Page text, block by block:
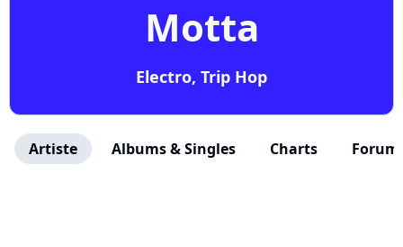
Motta
Electro, Trip Hop
Artiste Albums & Singles Charts